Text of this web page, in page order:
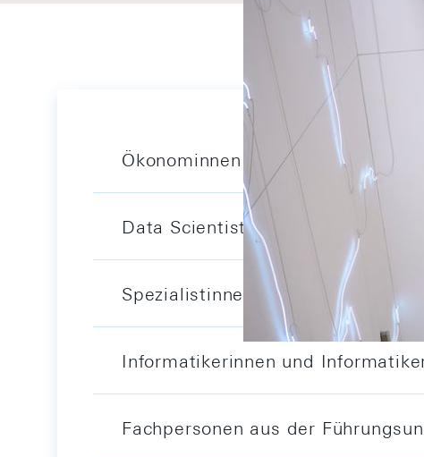
Ökonominnen und Ökonomen
Data Scientists
Spezialistinnen und Spezialisten
Informatikerinnen und
Fachpersonen aus der